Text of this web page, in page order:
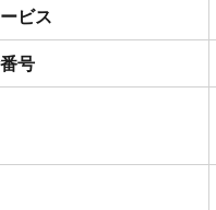
ビス
号